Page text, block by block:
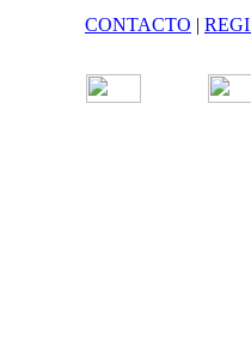
CONTACTO |